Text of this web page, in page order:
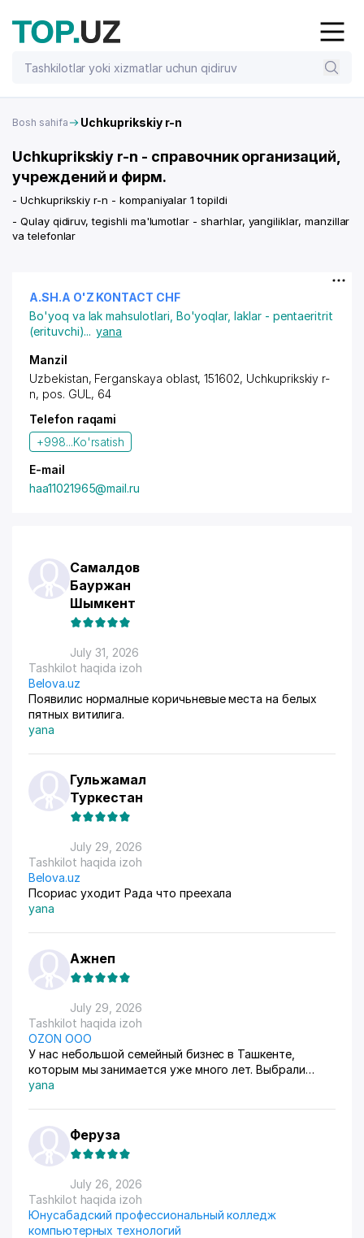
Bosh sahifa Uchkuprikskiy r-n
Uchkuprikskiy r-n - справочник организаций,
учреждений и фирм.
- Uchkuprikskiy r-n - kompaniyalar 1 topildi
- Qulay qidiruv, tegishli ma'lumotlar - sharhlar, yangiliklar, manzillar
va telefonlar
A.SH.A O'Z KONTACT CHF
Bo'yoq va lak mahsulotlari Bo'yoqlar, laklar - pentaeritrit
(erituvchi)... yana
Manzil
Uzbekistan, Ferganskaya oblast, 151602, Uchkuprikskiy r-
n, pos. GUL , 64
Telefon raqami
+998...Ko'rsatish
E-mail
haa11021965@mail.ru
Самалдов
Бауржан
Шымкент
July 31, 2026
Tashkilot haqida izoh
Belova.uz
Появилис нормалные коричьневые места на белых
пятных витилига.
yana
Гульжамал
Туркестан
July 29, 2026
Tashkilot haqida izoh
Belova.uz
Псориас уходит Рада что преехала
yana
Ажнеп
July 29, 2026
Tashkilot haqida izoh
OZON ООО
У нас небольшой семейный бизнес в Ташкенте,
которым мы занимается уже много лет. Выбрали
схему ФБС, для нашего Узбекистана это пока
приема. Покупатели из рахных стран берут, из
России особенно много, узбекский хлопок там
любят) За продажами следим через приложение, оно
очень помогает все контролировать, да и удобное
само по себе
yana
Феруза
July 26, 2026
Tashkilot haqida izoh
Юнусабадский профессиональный колледж
компьютерных технологий